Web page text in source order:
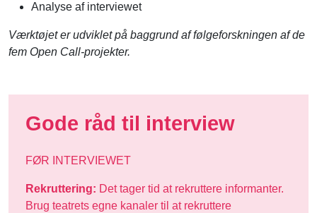
Analyse af interviewet
Værktøjet er udviklet på baggrund af følgeforskningen af de
fem Open Call-projekter.
Gode råd til interview
FØR INTERVIEWET
Rekruttering: Det tager tid at rekruttere informanter.
Brug teatrets egne kanaler til at rekruttere